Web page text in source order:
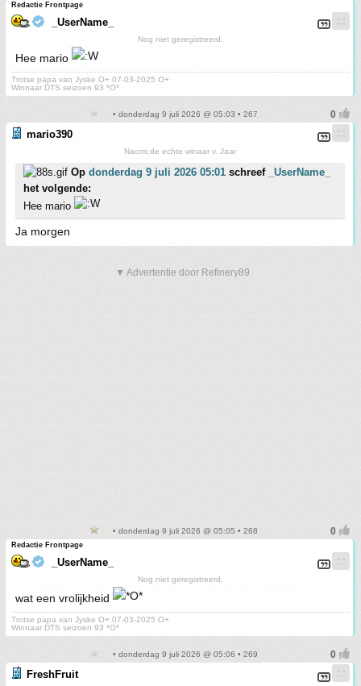
Redactie Frontpage
_UserName_
Nog niet geregistreerd.
Hee mario
Trotse papa van Jyske O+ 07-03-2025 O+
Winnaar DTS seizoen 93 *O*
• donderdag 9 juli 2026 @ 05:03 • 267
mario390
Naomi,de echte winaar v. Jaar
Op donderdag 9 juli 2026 05:01 schreef
_UserName_
het volgende:
Hee mario
Ja morgen
▼ Advertentie door Refinery89
• donderdag 9 juli 2026 @ 05:05 • 268
Redactie Frontpage
_UserName_
Nog niet geregistreerd.
wat een vrolijkheid
Trotse papa van Jyske O+ 07-03-2025 O+
Winnaar DTS seizoen 93 *O*
• donderdag 9 juli 2026 @ 05:06 • 269
FreshFruit